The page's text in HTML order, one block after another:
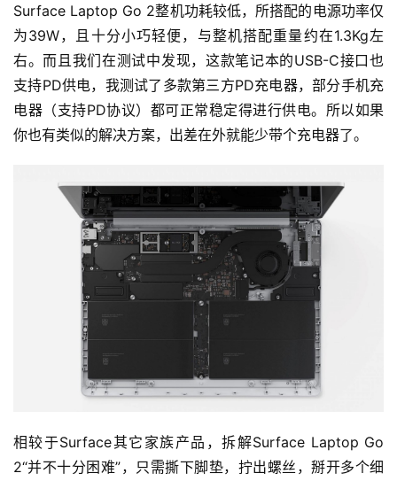
Surface Laptop Go 2整机功耗较低，所搭配的电源功率仅
为39W，且十分小巧轻便，与整机搭配重量约在1.3Kg左
右。而且我们在测试中发现，这款笔记本的USB-C接口也
支持PD供电，我测试了多款第三方PD充电器，部分手机充
电器（支持PD协议）都可正常稳定得进行供电。所以如果
你也有类似的解决方案，出差在外就能少带个充电器了。
相较于Surface其它家族产品，拆解Surface Laptop Go
2“并不十分困难”，只需撕下脚垫，拧出螺丝，掰开多个细